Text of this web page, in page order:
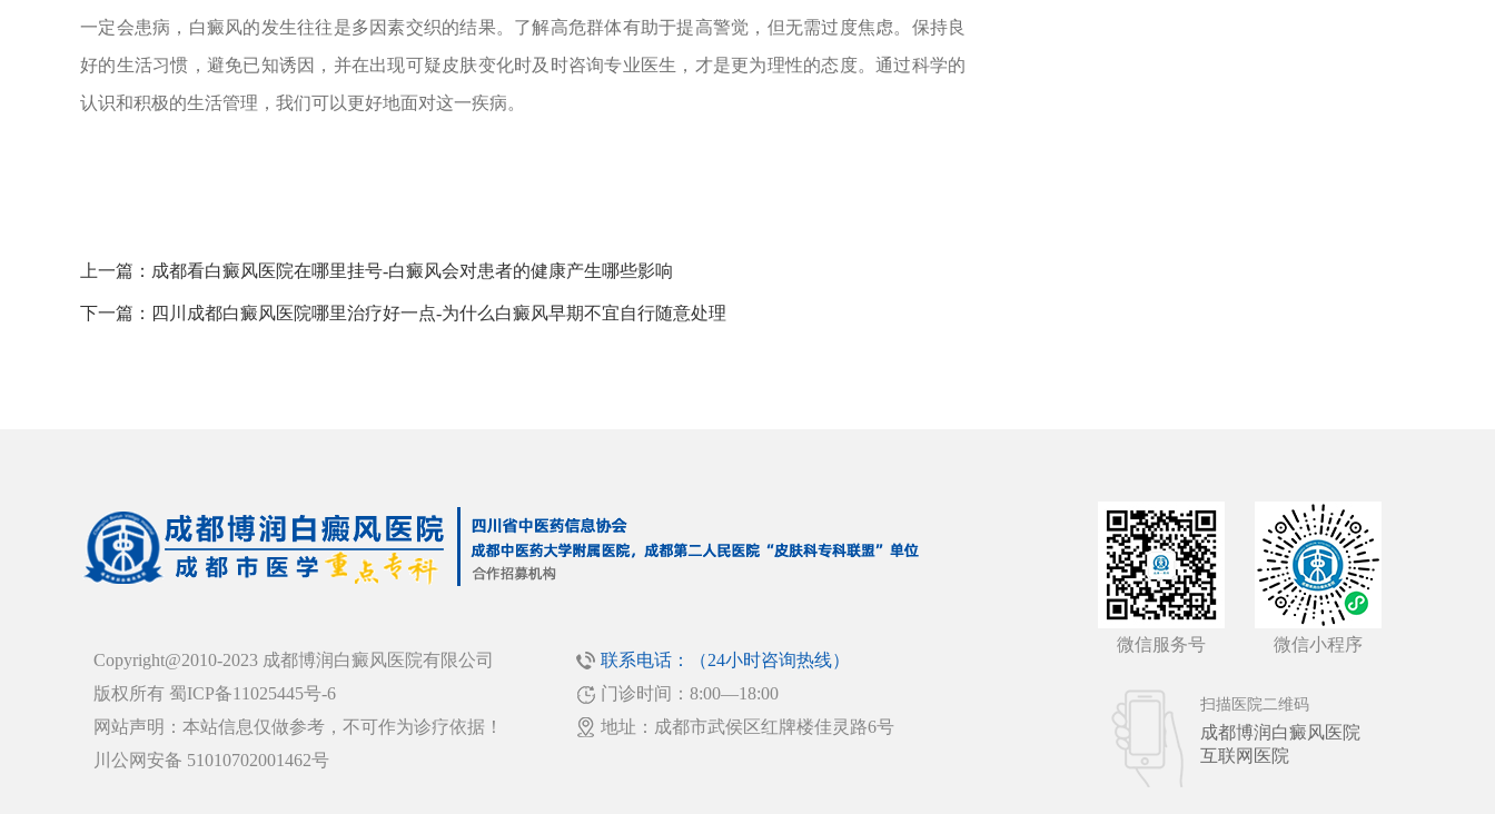
一定会患病，白癜风的发生往往是多因素交织的结果。了解高危群体有助于提高警觉，但无需过度焦虑。保持良
好的生活习惯，避免已知诱因，并在出现可疑皮肤变化时及时咨询专业医生，才是更为理性的态度。通过科学的
认识和积极的生活管理，我们可以更好地面对这一疾病。
上一篇： 成都看白癜风医院在哪里挂号-白癜风会对患者的健康产生哪些影响
下一篇： 四川成都白癜风医院哪里治疗好一点-为什么白癜风早期不宜自行随意处理
Copyright@2010-2023 成都博润白癜风医院有限公司
版权所有 蜀ICP备11025445号-6
网站声明：本站信息仅做参考，不可作为诊疗依据！
川公网安备 51010702001462号
联系电话：（24小时咨询热线）
门诊时间：8:00—18:00
地址：成都市武侯区红牌楼佳灵路6号
微信服务号 微信小程序
扫描医院二维码
成都博润白癜风医院
互联网医院